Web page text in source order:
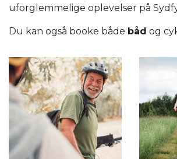
uforglemmelige oplevelser på
Du kan også booke både båd og